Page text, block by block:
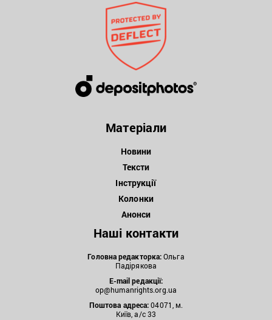
Матеріали
Новини
Тексти
Інструкції
Колонки
Анонси
Наші контакти
Головна редакторка:Ольга
Падірякова
E-mail редакції:
op@humanrights.org.ua
Поштова адреса:04071, м.
Київ, а/с 33